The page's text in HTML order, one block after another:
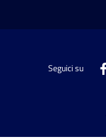
Seguici su